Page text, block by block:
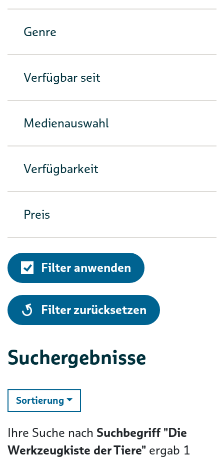
Genre
Verfügbar seit
Medienauswahl
Verfügbarkeit
Preis
Filter anwenden
alle
Filter zurücksetzen
Suchergebnisse
Sortierung ändern
Ihre Suche nach Suchbegriff "Die
Werkzeugkiste der Tiere" ergab 1